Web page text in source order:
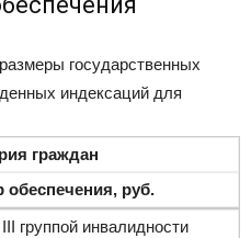
государственных
индексаций для
граждан
обеспечения, руб.
группой инвалидности